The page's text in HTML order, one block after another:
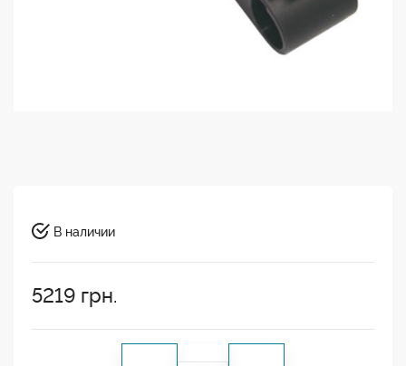
В наличии
5219 грн.